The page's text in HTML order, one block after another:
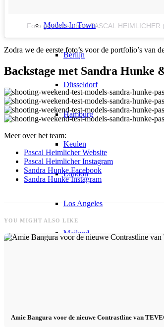
Models In Town
Berlijn
Düsseldorf
Hamburg
Keulen
London
Los Angeles
Mailand
Parijs
Foto geplaatst door PASCAL HEIMLICHER
Zodra we de eerste foto’s voor de portfolio’s van
Backstage met Sandra
Meer over het team:
Pascal Heimlicher Website
Pascal Heimlicher Instagram
Sandra Hunke Facebook
Sandra Hunke Instagram
YOU MIGHT ALSO LIKE
Amie Bangura voor de nieuwe Contrastline van